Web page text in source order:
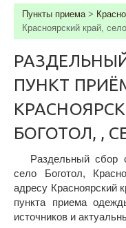
Пункты приема>
Красноярский край,
ПУНКТ
БОГОТОЛ, ,
Раздельный сбор
село Боготол,
адресу Красноярский
пункта приема
источников и